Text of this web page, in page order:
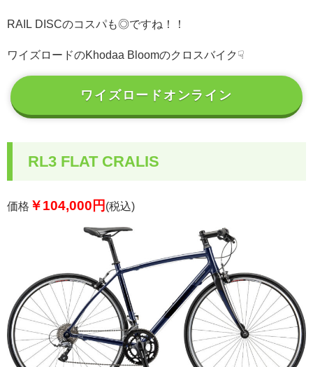
RAIL DISCのコスパも◎ですね！！
ワイズロードのKhodaa Bloomのクロスバイク☟
ワイズロードオンライン
RL3 FLAT CRALIS
価格 ￥104,000円 (税込)